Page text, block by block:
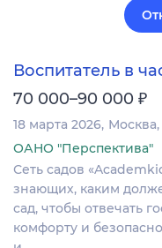
Воспитатель в
70 000–90 000 ₽
18 марта 2026 Москва
ОАНО "Перспектива"
Сеть садов
знающих, каким
сад, чтобы отвечать
комфорту и